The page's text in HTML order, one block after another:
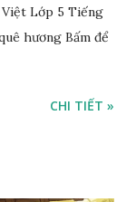
Lớp 5 Tiếng
hương Bấm để
CHI TIẾT »